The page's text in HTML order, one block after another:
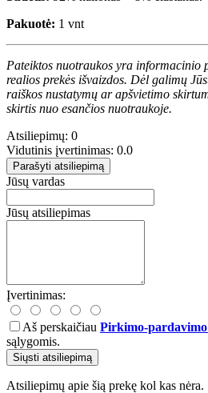
Pakuotė: 1 vnt
Pateiktos nuotraukos yra informacinio
realios prekės išvaizdos. Dėl galimų
raiškos nustatymų ar apšvietimo
skirtis nuo esančios nuotraukoje.
Atsiliepimų: 0
Vidutinis įvertinimas: 0.0
Parašyti atsiliepimą
Jūsų vardas
Jūsų atsiliepimas
Įvertinimas:
Aš perskaičiau Pirkimo-pardavimo
sąlygomis.
Siųsti atsiliepimą
Atsiliepimų apie šią prekę kol kas nėra.